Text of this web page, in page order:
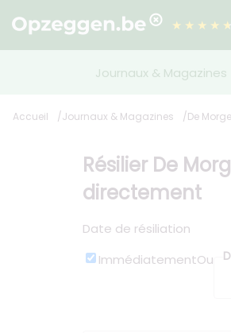
★★★★★
Journaux & Magazines
Accueil Journaux & Magazines De
Résilier De
directement
Date de résiliation
ImmédiatementOu